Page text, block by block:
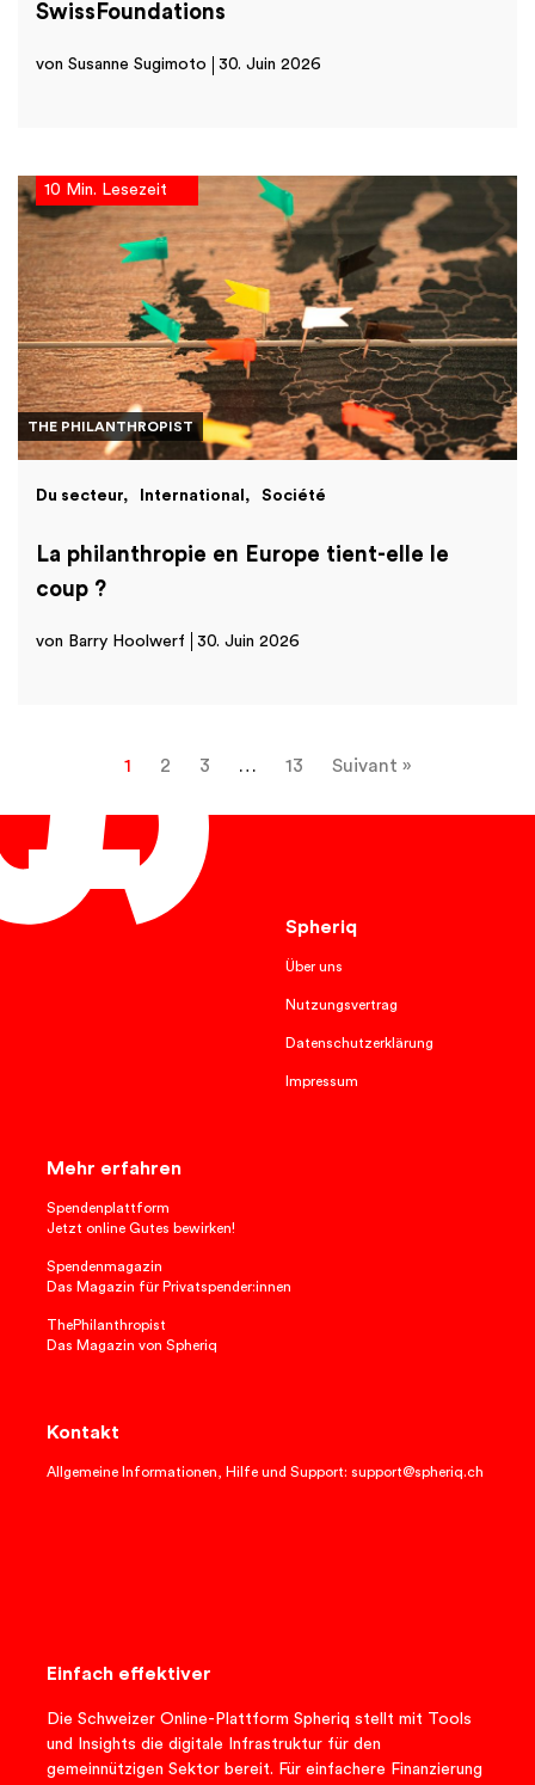
SwissFoundations
von Susanne Sugimoto 30. Juin 2026
THE PHILANTHROPIST
10 Min. Lesezeit
Du secteur International Société
La philanthropie en Europe tient-elle le
coup ?
von Barry Hoolwerf 30. Juin 2026
1 2 3 … 13 Suivant »
Spheriq
Über uns
Nutzungsvertrag
Datenschutzerklärung
Impressum
Mehr erfahren
Spendenplattform
Jetzt online Gutes bewirken!
Spendenmagazin
Das Magazin für Privatspender:innen
ThePhilanthropist
Das Magazin von Spheriq
Kontakt
Allgemeine Informationen, Hilfe und Support: support@spheriq.ch
Einfach effektiver
Die Schweizer Online-Plattform Spheriq stellt mit Tools
und Insights die digitale Infrastruktur für den
gemeinnützigen Sektor bereit. Für einfachere Finanzierung